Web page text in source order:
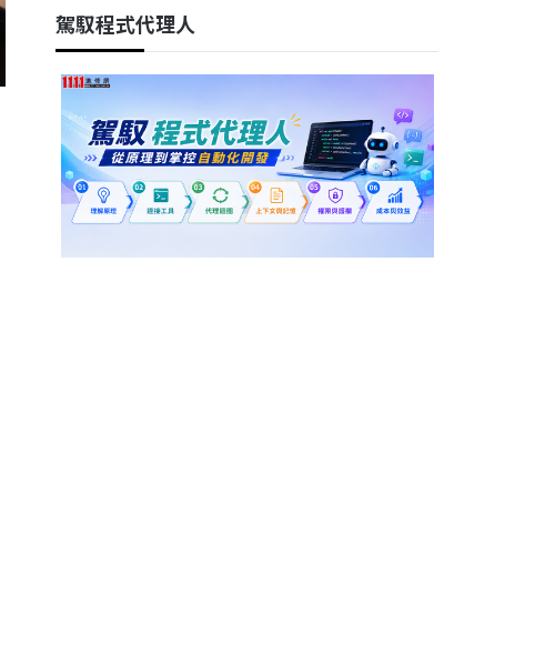
駕馭程式代理人